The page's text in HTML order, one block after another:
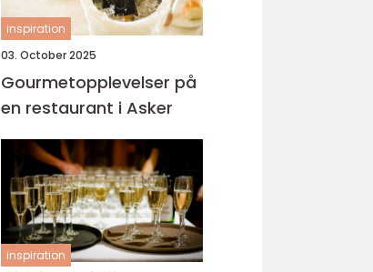
inspiration
03. October 2025
Gourmetopplevelser på
en restaurant i Asker
inspiration